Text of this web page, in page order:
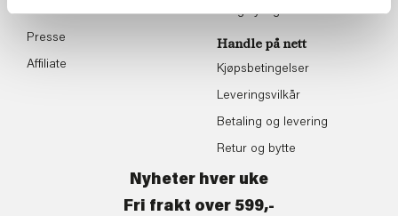
Om Kremmerhuset
Presse
Affiliate
Boligstyling
Handle på nett
Kjøpsbetingelser
Leveringsvilkår
Betaling og levering
Retur og bytte
Nyheter hver uke
Fri frakt over 599,-